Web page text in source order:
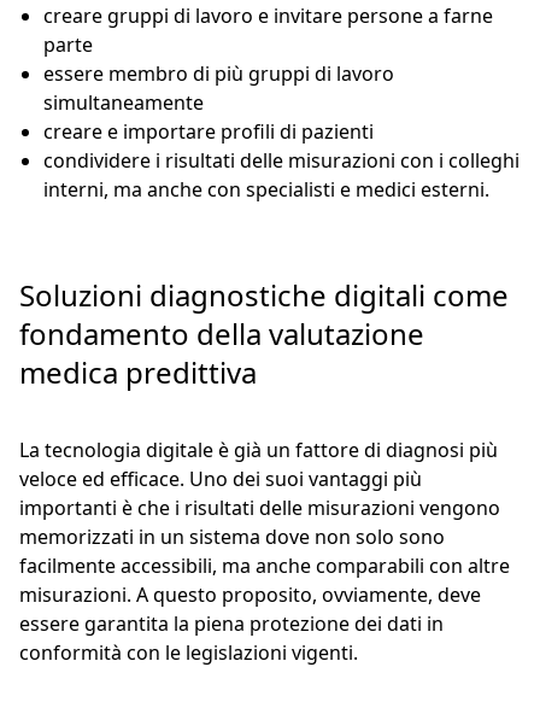
creare gruppi di lavoro e invitare persone a farne
parte
essere membro di più gruppi di lavoro
simultaneamente
creare e importare profili di pazienti
condividere i risultati delle misurazioni con i colleghi
interni, ma anche con specialisti e medici esterni.
Soluzioni diagnostiche digitali come
fondamento della valutazione
medica predittiva
La tecnologia digitale è già un fattore di diagnosi più
veloce ed efficace. Uno dei suoi vantaggi più
importanti è che i risultati delle misurazioni vengono
memorizzati in un sistema dove non solo sono
facilmente accessibili, ma anche comparabili con altre
misurazioni. A questo proposito, ovviamente, deve
essere garantita la piena protezione dei dati in
conformità con le legislazioni vigenti.